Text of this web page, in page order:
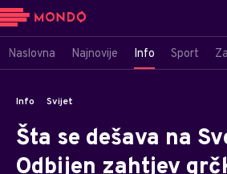
Naslovna Najnovije Info Sport
Info Svijet
Šta se dešava na
Odbijen zahtjev